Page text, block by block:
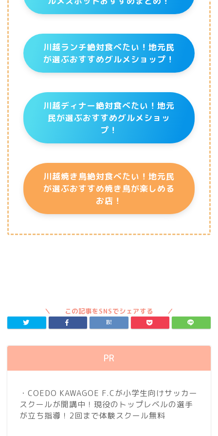
川越ランチ絶対食べたい！地元民
が選ぶおすすめグルメショップ！
川越ディナー絶対食べたい！地元
民が選ぶおすすめグルメショッ
プ！
川越焼き鳥絶対食べたい！地元民
が選ぶおすすめ焼き鳥が楽しめる
お店！
PR
・COEDO KAWAGOE F.Cが小学生向けサッカー
スクールが開講中！現役のトップレベルの選手
が立ち指導！2回まで体験スクール無料